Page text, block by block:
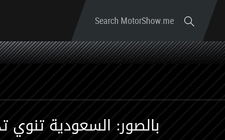
Search MotorShow.me
بالصور: السعودية تنوي